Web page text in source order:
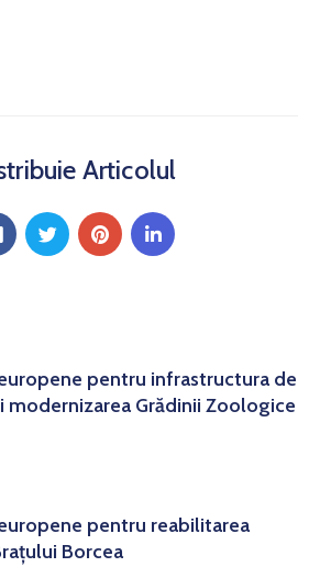
Articolul
pentru infrastructura de
modernizarea Grădinii Zoologice
pentru reabilitarea
Borcea